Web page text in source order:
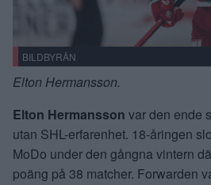
BILDBYRÅN
Elton Hermansson.
Elton Hermansson var den ende
utan SHL-erfarenhet. 18-åringen
MoDo under den gångna vintern
poäng på 38 matcher. Forwarden